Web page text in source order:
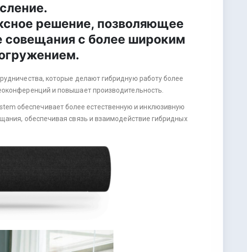
решение, позволяющее
совещания с более широким
которые делают гибридную работу более
и повышает производительность.
обеспечивает более естественную и инклюзивную
обеспечивая связь и взаимодействие гибридных